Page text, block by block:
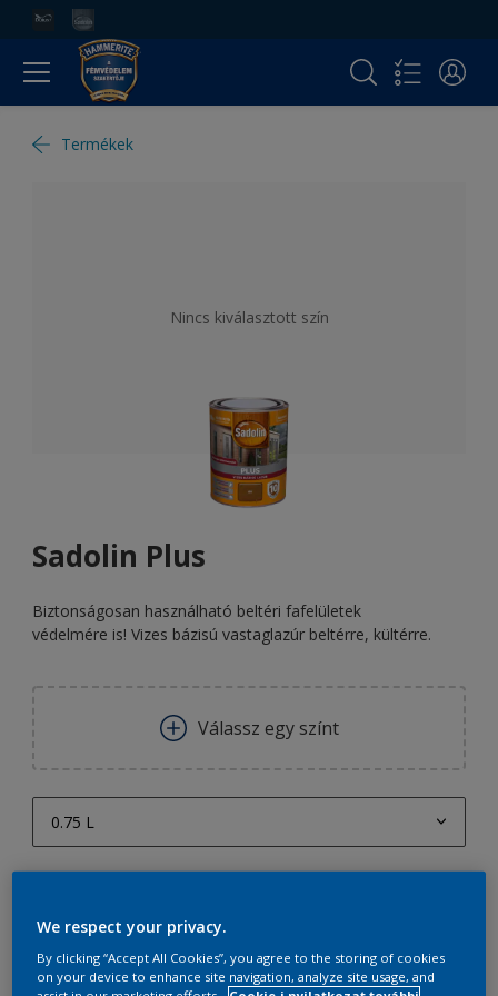
Termékek
Nincs kiválasztott szín
Sadolin Plus
Biztonságosan használható beltéri fafelületek
védelmére is! Vizes bázisú vastaglazúr beltérre, kültérre.
Válassz egy színt
0.75 L
0.75 L
0,75 liter
We respect your privacy.
By clicking “Accept All Cookies”, you agree to the storing of cookies
on your device to enhance site navigation, analyze site usage, and